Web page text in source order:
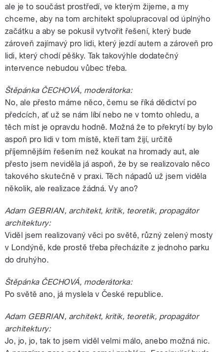
ale je to součást prostředí, ve kterým žijeme, a my
chceme, aby na tom architekt spolupracoval od úplnýho
začátku a aby se pokusil vytvořit řešení, který bude
zároveň zajímavý pro lidi, který jezdí autem a zároveň pro
lidi, který chodí pěšky. Tak takovýhle dodatečný
intervence nebudou vůbec třeba.
Štěpánka ČECHOVÁ, moderátorka:
No, ale přesto máme něco, čemu se říká dědictví po
předcích, ať už se nám líbí nebo ne v tomto ohledu, a
těch míst je opravdu hodně. Možná že to překrytí by bylo
aspoň pro lidi v tom místě, kteří tam žijí, určitě
příjemnějším řešením než koukat na hromady aut, ale
přesto jsem neviděla já aspoň, že by se realizovalo něco
takového skutečně v praxi. Těch nápadů už jsem viděla
několik, ale realizace žádná. Vy ano?
Adam GEBRIAN, architekt, kritik, teoretik, propagátor
architektury:
Viděl jsem realizovaný věci po světě, různý zelený mosty
v Londýně, kde prostě třeba přecházíte z jednoho parku
do druhýho.
Štěpánka ČECHOVÁ, moderátorka:
Po světě ano, já myslela v České republice.
Adam GEBRIAN, architekt, kritik, teoretik, propagátor
architektury:
Jo, jo, jo, tak to jsem viděl velmi málo, anebo možná nic.